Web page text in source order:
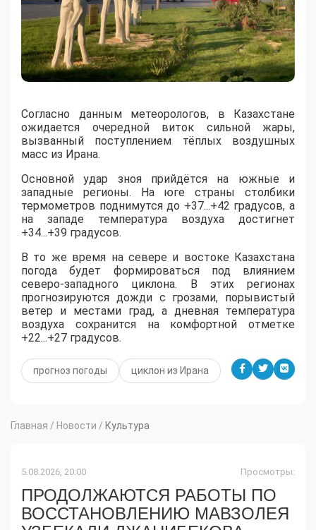
Согласно данным метеорологов, в Казахстане
ожидается очередной виток сильной жары,
вызванный поступлением тёплых воздушных
масс из Ирана.
​Основной удар зноя прийдётся на южные и
западные регионы. На юге страны столбики
термометров поднимутся до +37...+42 градусов, а
на западе температура воздуха достигнет
+34...+39 градусов.
​В то же время на севере и востоке Казахстана
погода будет формироваться под влиянием
северо-западного циклона. В этих регионах
прогнозируются дожди с грозами, порывистый
ветер и местами град, а дневная температура
воздуха сохранится на комфортной отметке
+22...+27 градусов.
прогноз погоды циклон из Ирана
Главная / Новости / Культура
5.08.2026, 20:00 Просмотры:
ПРОДОЛЖАЮТСЯ РАБОТЫ ПО
ВОССТАНОВЛЕНИЮ МАВЗОЛЕЯ